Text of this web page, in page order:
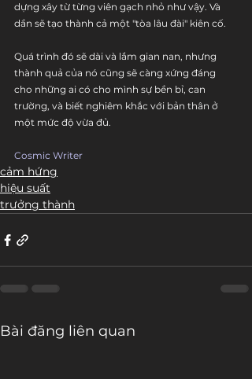
dựng xây từ từng viên gạch nhỏ như vậy. Và
dần sẽ tạo thành cả một "tòa lâu đài" kiên cố.
Quá trình đó sẽ dài và lắm gian nan, nhưng
thành quả của nó cũng sẽ càng xứng đáng
cho những ai có cho mình sự bền bỉ, can
trường, và biết nghiêm khắc với bản thân ở
một mức độ vừa đủ.
Cosmic Writer
cảm hứng
hiệu suất
trưởng thành
Bài đăng liên quan